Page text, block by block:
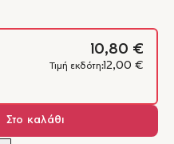
10,80 €
Τιμή εκδότη: 12,00 €
Στο καλάθι